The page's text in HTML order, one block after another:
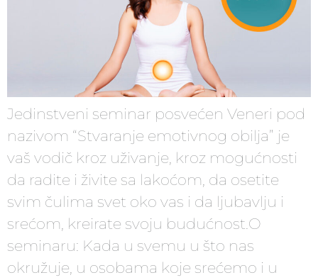
Jedinstveni seminar posvećen Veneri pod
nazivom “Stvaranje emotivnog obilja” je
vaš vodič kroz uživanje, kroz mogućnosti
da radite i živite sa lakoćom, da osetite
svim čulima svet oko vas i da ljubavlju i
srećom, kreirate svoju budućnost.O
seminaru: Kada u svemu u što nas
okružuje, u osobama koje srećemo i u